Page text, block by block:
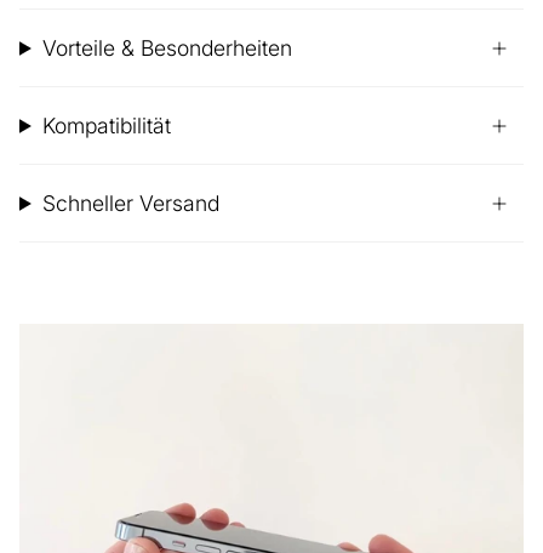
Vorteile & Besonderheiten
Kompatibilität
Schneller Versand